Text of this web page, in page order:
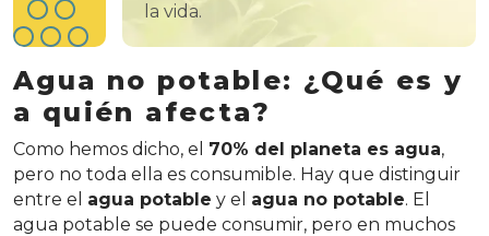
la vida.
Agua no potable: ¿Qué es y
a quién afecta?
Como hemos dicho, el 70% del planeta es agua,
pero no toda ella es consumible. Hay que distinguir
entre el agua potable y el agua no potable. El
agua potable se puede consumir, pero en muchos